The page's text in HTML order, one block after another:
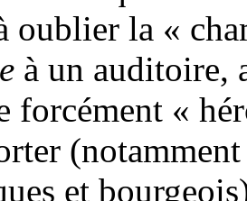
oublier la «
à un auditoire,
forcément «
et